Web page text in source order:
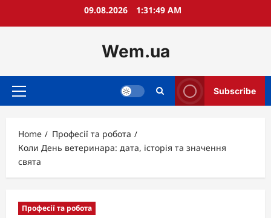
09.08.2026 1:31:50 AM
Wem.ua
Primary
Subscribe
Home
Професії та робота
Коли День ветеринара: дата, історія та значення
свята
Професії та робота